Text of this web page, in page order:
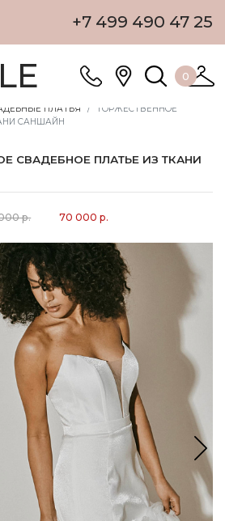
+7 499 490 47 25
0
ПЛАТЬЯ
ТОРЖЕСТВЕННОЕ
САНШАЙН
СВАДЕБНОЕ ПЛАТЬЕ ИЗ ТКАНИ
р. 70 000 р.